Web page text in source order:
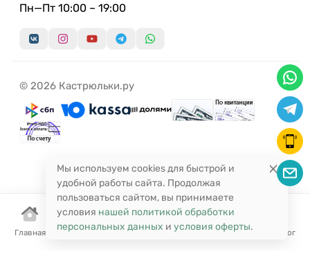
Главная Корзина Избранное Сравнение Поиск Каталог
Пн—Пт 10:00 – 19:00
© 2026 Кастрюльки.ру
Мы используем cookies для быстрой и
удобной работы сайта. Продолжая
пользоваться сайтом, вы принимаете
условия нашей политикой обработки
персональных данных и условия оферты.